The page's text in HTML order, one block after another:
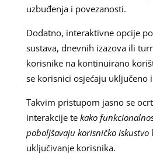
uzbuđenja i povezanosti.
Dodatno, interaktivne opcije
sustava, dnevnih izazova ili
korisnike na kontinuirano
se korisnici osjećaju uključeno
Takvim pristupom jasno se
interakcije te kako
poboljšavaju korisničko iskustvo
uključivanje korisnika.